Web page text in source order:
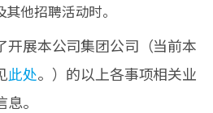
他招聘活动时。
开展本公司集团公司（当前本
此处。）的以上各事项相关业
。